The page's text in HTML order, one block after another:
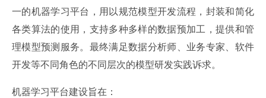
一的机器学习平台，用以规范模型开发流程，封装和简化
各类算法的使用，支持多种多样的数据预加工，提供和管
理模型预测服务。最终满足数据分析师、业务专家、软件
开发等不同角色的不同层次的模型研发实践诉求。
机器学习平台建设旨在：